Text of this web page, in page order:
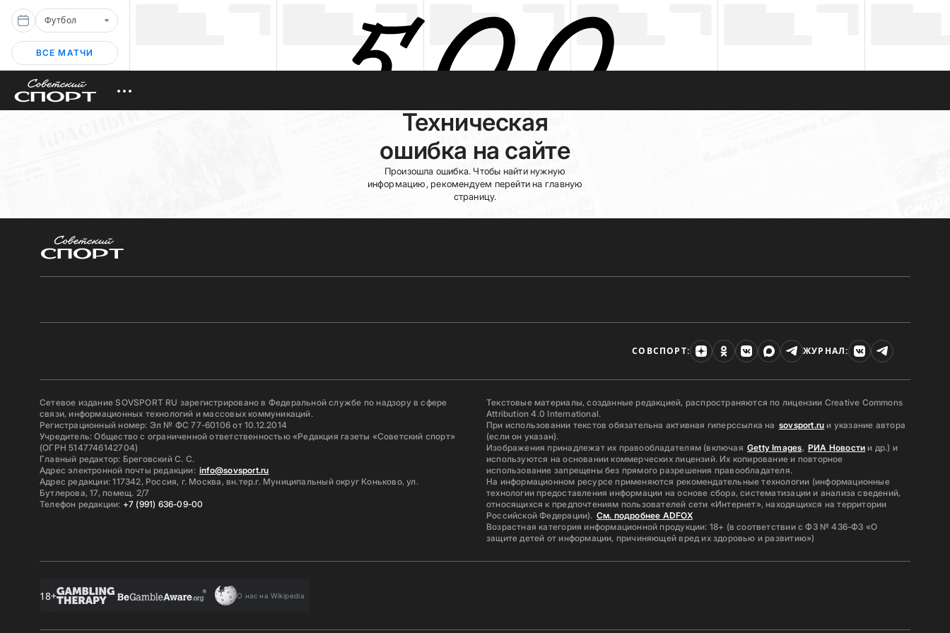
Футбол
ВСЕ МАТЧИ
Техническая
ошибка на сайте
Произошла ошибка. Чтобы найти нужную
информацию, рекомендуем перейти на главную
страницу.
СОВСПОРТ: ЖУРНАЛ:
Сетевое издание SOVSPORT RU зарегистрировано в Федеральной службе по надзору в сфере
связи, информационных технологий и массовых коммуникаций.
Регистрационный номер: Эл № ФС 77-60106 от 10.12.2014
Учредитель: Общество с ограниченной ответственностью «Редакция газеты «Советский спорт»
(ОГРН 5147746142704)
Главный редактор: Бреговский С. С.
Адрес электронной почты редакции: info@sovsport.ru
Адрес редакции: 117342, Россия, г. Москва, вн.тер.г. Муниципальный округ Коньково, ул.
Бутлерова, 17, помещ. 2/7
Телефон редакции: +7 (991) 636-09-00
Текстовые материалы, созданные редакцией, распространяются по лицензии Creative Commons
Attribution 4.0 International.
При использовании текстов обязательна активная гиперссылка на sovsport.ru и указание автора
(если он указан).
Изображения принадлежат их правообладателям (включая Getty Images, РИА Новости и др.) и
используются на основании коммерческих лицензий. Их копирование и повторное
использование запрещены без прямого разрешения правообладателя.
На информационном ресурсе применяются рекомендательные технологии (информационные
технологии предоставления информации на основе сбора, систематизации и анализа сведений,
относящихся к предпочтениям пользователей сети «Интернет», находящихся на территории
Российской Федерации). См. подробнее ADFOX
Возрастная категория информационной продукции: 18+ (в соответствии с ФЗ № 436-ФЗ «О
защите детей от информации, причиняющей вред их здоровью и развитию»)
18+ О нас на Wikipedia